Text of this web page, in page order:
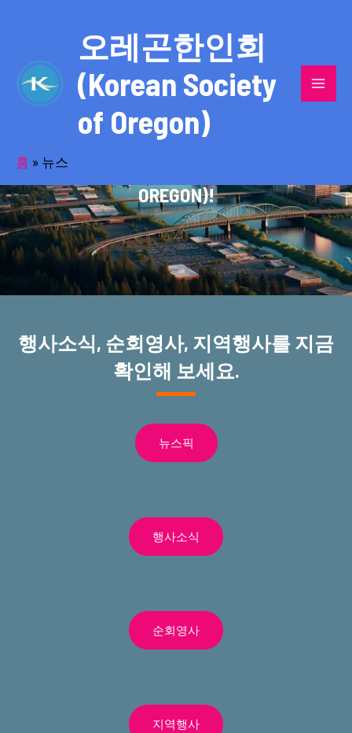
오레곤한인회
(Korean Society
of Oregon)
홈 » 뉴스
반세기의 세월을 품고 동포사회를 섬겨온
오레곤한인회(KOREAN SOCIETY OF
OREGON)!
행사소식, 순회영사, 지역행사를 지금
확인해 보세요.
뉴스픽
행사소식
순회영사
지역행사